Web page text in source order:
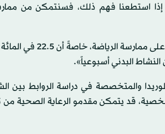
استطعنا فهم ذلك، فسنتمكن من
وأضافت: «لهذه النتائج آثارٌ مهمة على
والمتخصصة في دراسة الروابط بين
قد يتمكن مقدمو الرعاية الصحية